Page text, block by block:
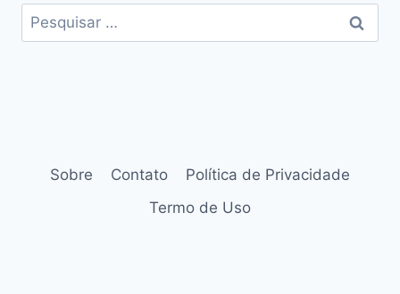
Pesquisar
por:
Sobre Contato
Política de Privacidade
Termo de Uso